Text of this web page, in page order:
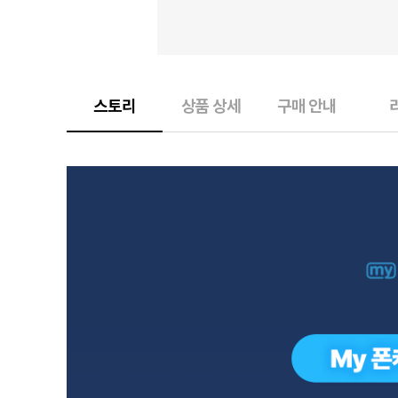
스토리 상품 상세 구매 안내